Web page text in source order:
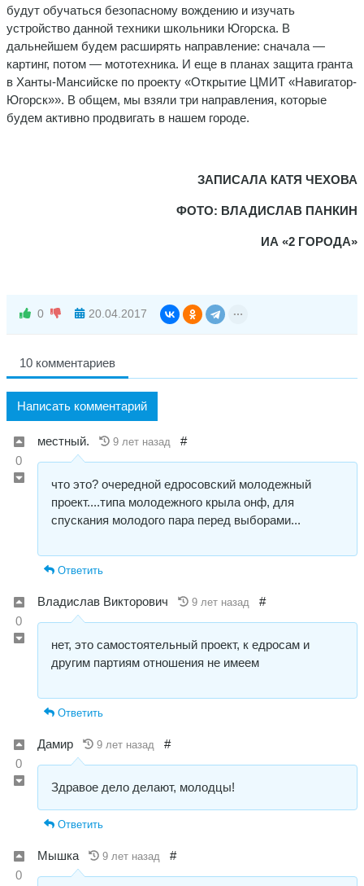
будут обучаться безопасному вождению и изучать
устройство данной техники школьники Югорска. В
дальнейшем будем расширять направление: сначала —
картинг, потом — мототехника. И еще в планах защита гранта
в Ханты-Мансийске по проекту «Открытие ЦМИТ «Навигатор-
Югорск»». В общем, мы взяли три направления, которые
будем активно продвигать в нашем городе.
ЗАПИСАЛА КАТЯ ЧЕХОВА
ФОТО: ВЛАДИСЛАВ ПАНКИН
ИА «2 ГОРОДА»
0 20.04.2017
10 комментариев
Написать комментарий
0
местный. 9 лет назад #
что это? очередной едросовский молодежный
проект....типа молодежного крыла онф, для
спускания молодого пара перед выборами...
Ответить
0
Владислав Викторович 9 лет назад #
нет, это самостоятельный проект, к едросам и
другим партиям отношения не имеем
Ответить
0
Дамир 9 лет назад #
Здравое дело делают, молодцы!
Ответить
0
Мышка 9 лет назад #